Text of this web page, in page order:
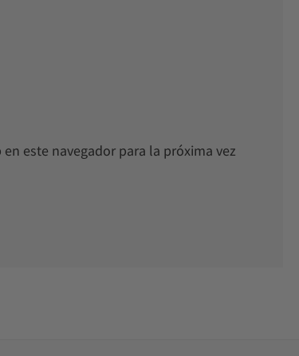
este navegador para la próxima vez